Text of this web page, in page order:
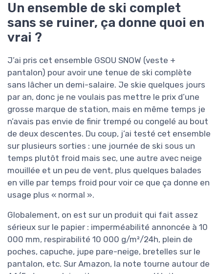
Un ensemble de ski complet
sans se ruiner, ça donne quoi en
vrai ?
J’ai pris cet ensemble GSOU SNOW (veste +
pantalon) pour avoir une tenue de ski complète
sans lâcher un demi-salaire. Je skie quelques jours
par an, donc je ne voulais pas mettre le prix d’une
grosse marque de station, mais en même temps je
n’avais pas envie de finir trempé ou congelé au bout
de deux descentes. Du coup, j’ai testé cet ensemble
sur plusieurs sorties : une journée de ski sous un
temps plutôt froid mais sec, une autre avec neige
mouillée et un peu de vent, plus quelques balades
en ville par temps froid pour voir ce que ça donne en
usage plus « normal ».
Globalement, on est sur un produit qui fait assez
sérieux sur le papier : imperméabilité annoncée à 10
000 mm, respirabilité 10 000 g/m²/24h, plein de
poches, capuche, jupe pare-neige, bretelles sur le
pantalon, etc. Sur Amazon, la note tourne autour de